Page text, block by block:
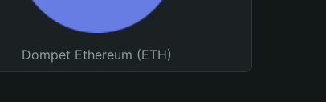
Dompet Ethereum (ETH)